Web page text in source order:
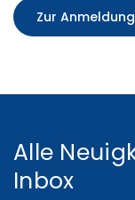
Zur Anmeldung
Alle
Inbox